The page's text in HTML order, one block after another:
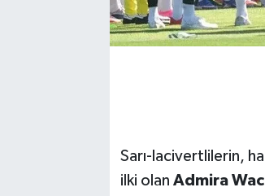
Sarı-lacivertlilerin,
ilki olan Admira